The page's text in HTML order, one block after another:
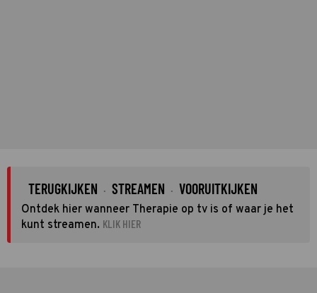
TERUGKIJKEN · STREAMEN · VOORUITKIJKEN
Ontdek hier wanneer Therapie op tv is of waar je het
kunt streamen. KLIK HIER